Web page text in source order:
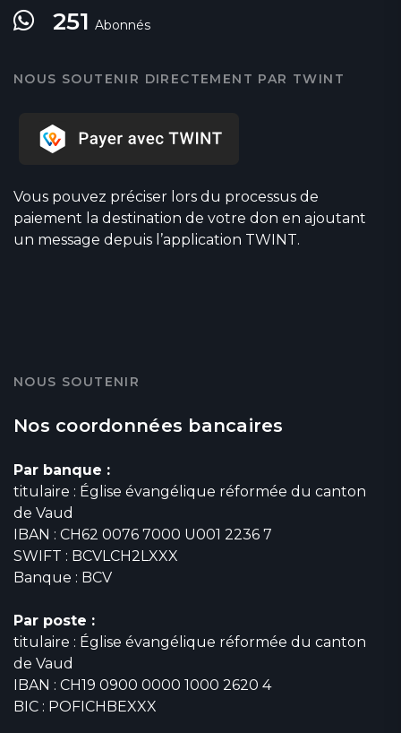
251 Abonnés
NOUS SOUTENIR DIRECTEMENT PAR TWINT
Vous pouvez préciser lors du processus de
paiement la destination de votre don en ajoutant
un message depuis l’application TWINT.
NOUS SOUTENIR
Nos coordonnées bancaires
Par banque :
titulaire : Église évangélique réformée du canton
de Vaud
IBAN : CH62 0076 7000 U001 2236 7
SWIFT : BCVLCH2LXXX
Banque : BCV
Par poste :
titulaire : Église évangélique réformée du canton
de Vaud
IBAN : CH19 0900 0000 1000 2620 4
BIC : POFICHBEXXX